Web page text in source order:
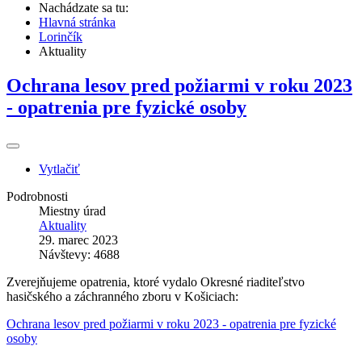
Nachádzate sa tu:
Hlavná stránka
Lorinčík
Aktuality
Ochrana lesov pred požiarmi v roku 2023
- opatrenia pre fyzické osoby
Vytlačiť
Podrobnosti
Miestny úrad
Aktuality
29. marec 2023
Návštevy: 4688
Zverejňujeme opatrenia, ktoré vydalo Okresné riaditeľstvo
hasičského a záchranného zboru v Košiciach:
Ochrana lesov pred požiarmi v roku 2023 - opatrenia pre fyzické
osoby